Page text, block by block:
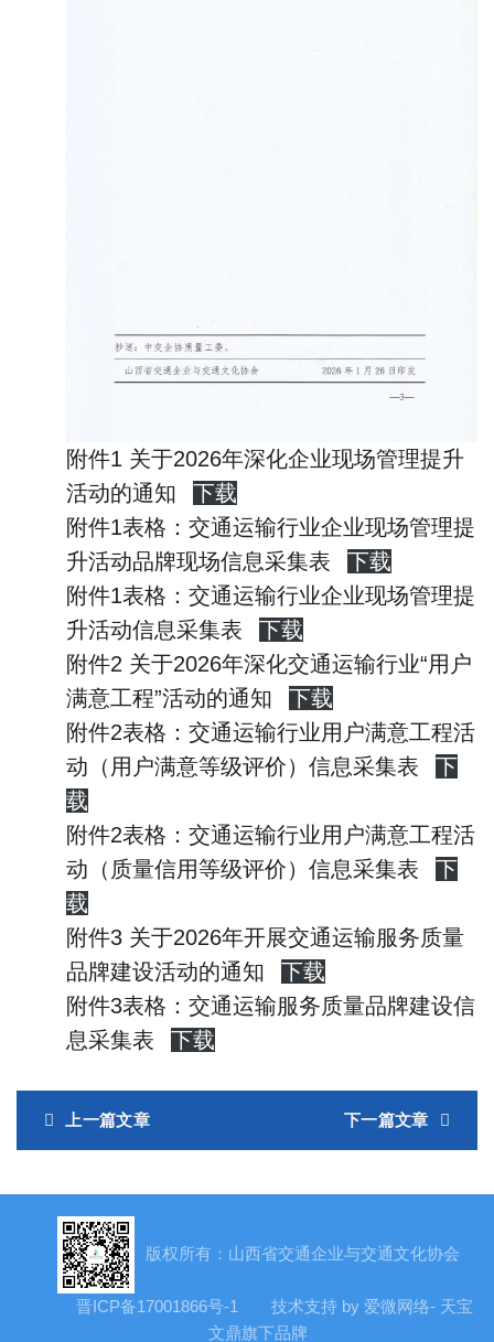
附件1 关于2026年深化企业现场管理提升
活动的通知
下载
附件1表格：交通运输行业企业现场管理提
升活动品牌现场信息采集表
下载
附件1表格：交通运输行业企业现场管理提
升活动信息采集表
下载
附件2 关于2026年深化交通运输行业“用户
满意工程”活动的通知
下载
附件2表格：交通运输行业用户满意工程活
动（用户满意等级评价）信息采集表
下
载
附件2表格：交通运输行业用户满意工程活
动（质量信用等级评价）信息采集表
下
载
附件3 关于2026年开展交通运输服务质量
品牌建设活动的通知
下载
附件3表格：交通运输服务质量品牌建设信
息采集表
下载
上一篇文章 下一篇文章
版权所有：山西省交通企业与交通文化协会
晋ICP备17001866号-1
技术支持 by 爱微网络- 天宝
文鼎旗下品牌